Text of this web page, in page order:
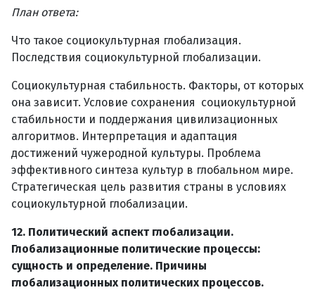
План ответа:
Что такое социокультурная глобализация.
Последствия социокультурной глобализации.
Социокультурная стабильность. Факторы, от которых
она зависит. Условие сохранения социокультурной
стабильности и поддержания цивилизационных
алгоритмов. Интерпретация и адаптация
достижений чужеродной культуры. Проблема
эффективного синтеза культур в глобальном мире.
Стратегическая цель развития страны в условиях
социокультурной глобализации.
12. Политический аспект глобализации.
Глобализационные политические процессы:
сущность и определение. Причины
глобализационных политических процессов.